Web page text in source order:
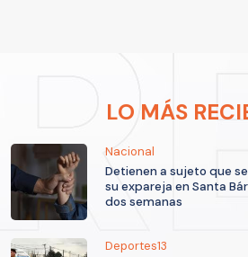
LO MÁS
Nacional
Detienen a sujeto que
su expareja en Santa
dos semanas
Deportes13